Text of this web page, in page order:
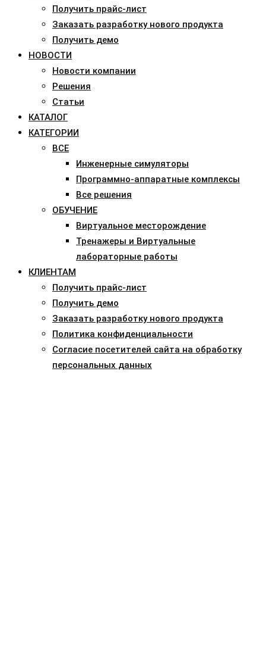
Получить прайс-лист
Заказать разработку нового продукта
Получить демо
НОВОСТИ
Новости компании
Решения
Статьи
КАТАЛОГ
КАТЕГОРИИ
ВСЕ
Инженерные симуляторы
Программно-аппаратные комплексы
Все решения
ОБУЧЕНИЕ
Виртуальное месторождение
Тренажеры и Виртуальные
лабораторные работы
КЛИЕНТАМ
Получить прайс-лист
Получить демо
Заказать разработку нового продукта
Политика конфиденциальности
Согласие посетителей сайта на обработку
персональных данных